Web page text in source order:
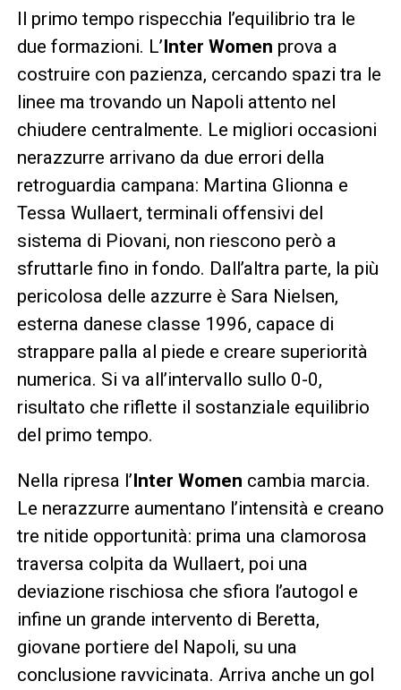
Il primo tempo rispecchia l’equilibrio tra le
due formazioni. L’Inter Women prova a
costruire con pazienza, cercando spazi tra le
linee ma trovando un Napoli attento nel
chiudere centralmente. Le migliori occasioni
nerazzurre arrivano da due errori della
retroguardia campana: Martina Glionna e
Tessa Wullaert, terminali offensivi del
sistema di Piovani, non riescono però a
sfruttarle fino in fondo. Dall’altra parte, la più
pericolosa delle azzurre è Sara Nielsen,
esterna danese classe 1996, capace di
strappare palla al piede e creare superiorità
numerica. Si va all’intervallo sullo 0-0,
risultato che riflette il sostanziale equilibrio
del primo tempo.
Nella ripresa l’Inter Women cambia marcia.
Le nerazzurre aumentano l’intensità e creano
tre nitide opportunità: prima una clamorosa
traversa colpita da Wullaert, poi una
deviazione rischiosa che sfiora l’autogol e
infine un grande intervento di Beretta,
giovane portiere del Napoli, su una
conclusione ravvicinata. Arriva anche un gol